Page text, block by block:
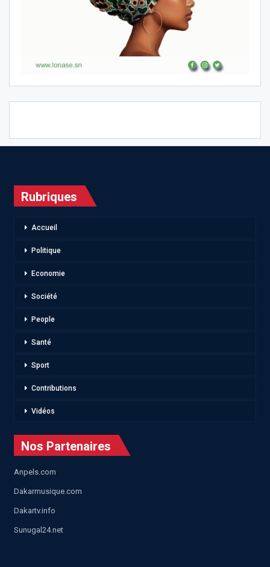
Rubriques
Accueil
Politique
Economie
Société
People
Santé
Sport
Contributions
Vidéos
Nos Partenaires
Anpels.com
Dakarmusique.com
Dakartv.info
Sunugal24.net